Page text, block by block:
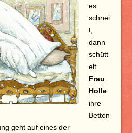
es
schnei
t,
dann
schütt
elt
Frau
Holle
ihre
Betten
geht auf eines der